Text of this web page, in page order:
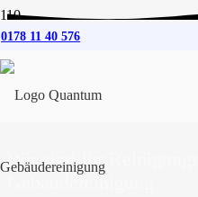
0178 11 40 576
Trier
Wir sind Ihr
Gebäudereinigung